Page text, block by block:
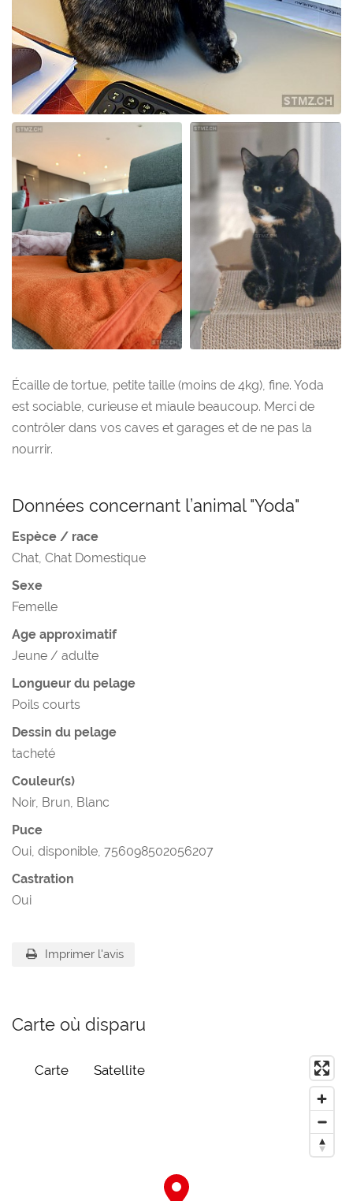
Écaille de tortue, petite taille (moins de 4kg), fine. Yoda
est sociable, curieuse et miaule beaucoup. Merci de
contrôler dans vos caves et garages et de ne pas la
nourrir.
Données concernant l’animal "Yoda"
Espèce / race
Chat, Chat Domestique
Sexe
Femelle
Age approximatif
Jeune / adulte
Longueur du pelage
Poils courts
Dessin du pelage
tacheté
Couleur(s)
Noir, Brun, Blanc
Puce
Oui, disponible, 756098502056207
Castration
Oui
Imprimer l'avis
Carte où disparu
Carte Satellite